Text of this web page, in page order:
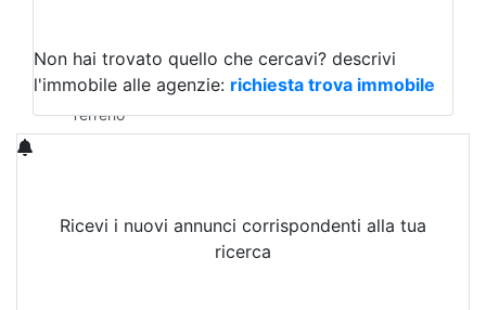
Qualsiasi
Terreno edificabile
Terreno
Non hai trovato quello che cercavi? descrivi
l'immobile alle agenzie: richiesta trova immobile
Ricevi i nuovi annunci corrispondenti alla tua
ricerca